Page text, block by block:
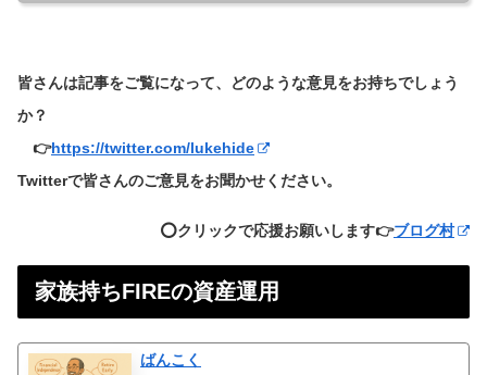
皆さんは記事をご覧になって、どのような意見をお持ちでしょう
か？
👉https://twitter.com/lukehide
Twitterで皆さんのご意見をお聞かせください。
⭕️クリックで応援お願いします👉ブログ村
家族持ちFIREの資産運用
ばんこく